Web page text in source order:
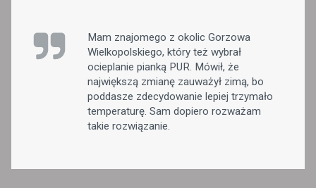
Mam znajomego z okolic Gorzowa
Wielkopolskiego, który też wybrał
ocieplanie pianką PUR. Mówił, że
największą zmianę zauważył zimą, bo
poddasze zdecydowanie lepiej trzymało
temperaturę. Sam dopiero rozważam
takie rozwiązanie.